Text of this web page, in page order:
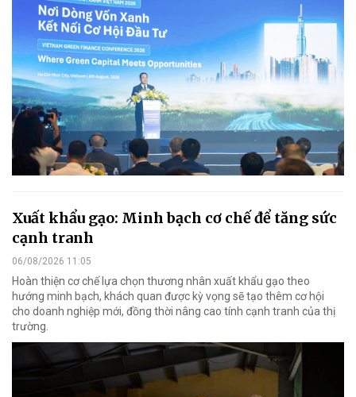
Xuất khẩu gạo: Minh bạch cơ chế để tăng sức
cạnh tranh
06/08/2026 11:05
Hoàn thiện cơ chế lựa chọn thương nhân xuất khẩu gạo theo
hướng minh bạch, khách quan được kỳ vọng sẽ tạo thêm cơ hội
cho doanh nghiệp mới, đồng thời nâng cao tính cạnh tranh của thị
trường.